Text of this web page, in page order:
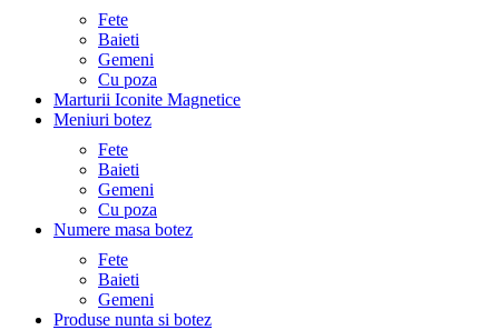
Fete
Baieti
Gemeni
Cu poza
Marturii Iconite Magnetice
Meniuri botez
Fete
Baieti
Gemeni
Cu poza
Numere masa botez
Fete
Baieti
Gemeni
Produse nunta si botez